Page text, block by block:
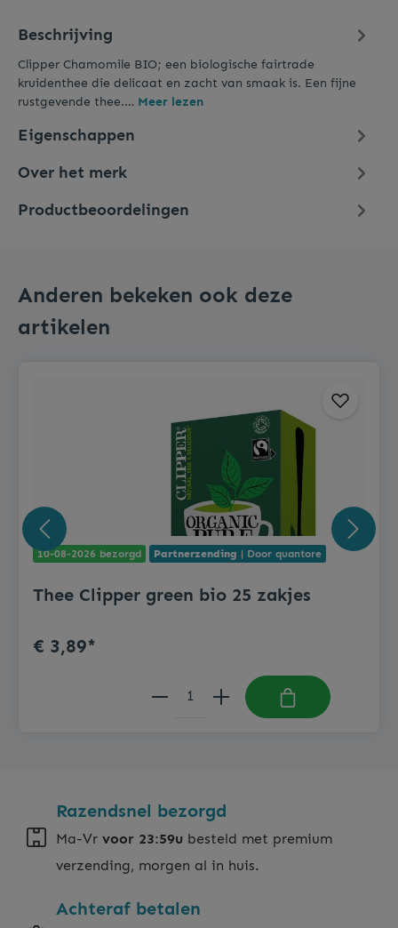
Beschrijving
Clipper Chamomile BIO; een biologische fairtrade
kruidenthee die delicaat en zacht van smaak is. Een fijne
rustgevende thee.… Meer lezen
Eigenschappen
Over het merk
Productbeoordelingen
Anderen bekeken ook deze
artikelen
10-08-2026 bezorgd Partnerzending | Door quantore
Thee Clipper green bio 25 zakjes
€ 3,89*
Razendsnel bezorgd
Ma-Vr voor 23:59u besteld met premium
verzending, morgen al in huis.
Achteraf betalen